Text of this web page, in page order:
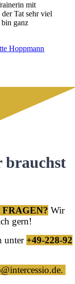
mit
Tat sehr viel
ganz
Hoppmann
brauchst
FRAGEN? Wir
gern!
unter +49-228-92